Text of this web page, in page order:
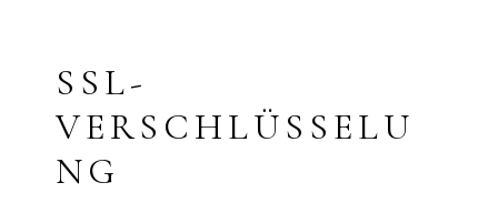
SSL-
VERSCHLÜSSELU
NG